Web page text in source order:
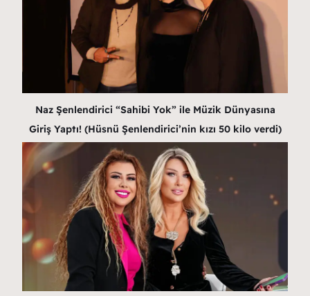
Naz Şenlendirici “Sahibi Yok” ile Müzik Dünyasına
Giriş Yaptı! (Hüsnü Şenlendirici’nin kızı 50 kilo verdi)